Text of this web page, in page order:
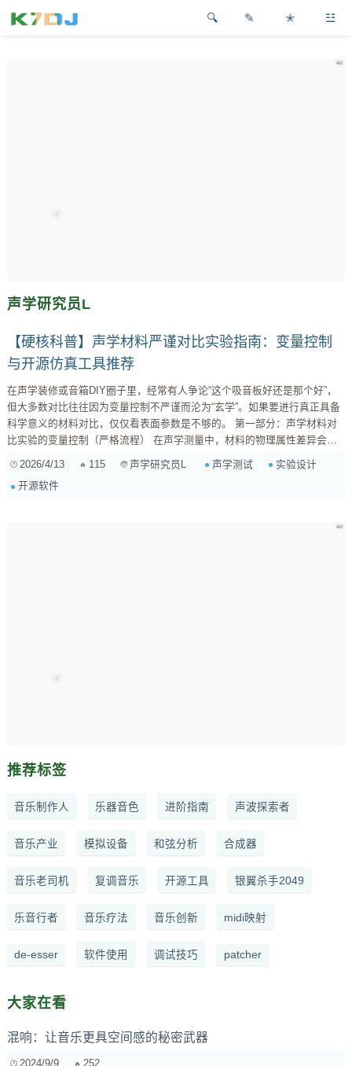
✎ ✭ ☳
声学研究员L
【硬核科普】声学材料严谨对比实验指南：变量控制
与开源仿真工具推荐
在声学装修或音箱DIY圈子里，经常有人争论“这个吸音板好还是那个好”，
但大多数对比往往因为变量控制不严谨而沦为“玄学”。如果要进行真正具备
科学意义的材料对比，仅仅看表面参数是不够的。 第一部分：声学材料对
比实验的变量控制（严格流程） 在声学测量中，材料的物理属性差异会直
（Thickness）： 这是影响中低频吸声系数（NRC）的核心变量。在对比
2026/4/13 115 声学研究员L 声学测试
实验设计
开源软件
推荐标签
音乐制作人 乐器音色 进阶指南 声波探索者
音乐产业 模拟设备 和弦分析 合成器
音乐老司机 复调音乐 开源工具 银翼杀手2049
乐音行者 音乐疗法 音乐创新 midi映射
de-esser 软件使用 调试技巧 patcher
大家在看
混响：让音乐更具空间感的秘密武器
2024/9/9 252